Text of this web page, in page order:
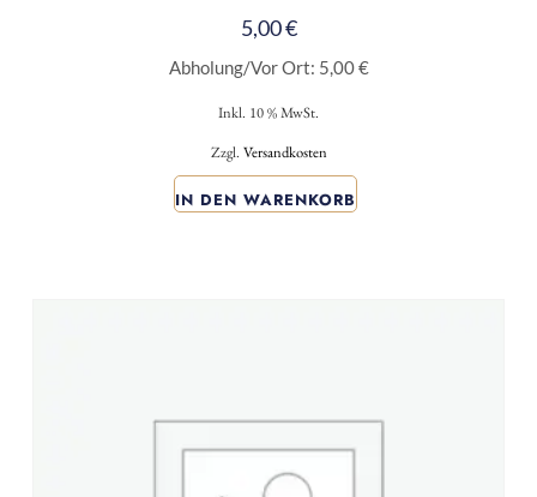
5,00€
Abholung/Vor Ort: 5,00€
Inkl. 10 % MwSt.
Zzgl. Versandkosten
IN DEN WARENKORB